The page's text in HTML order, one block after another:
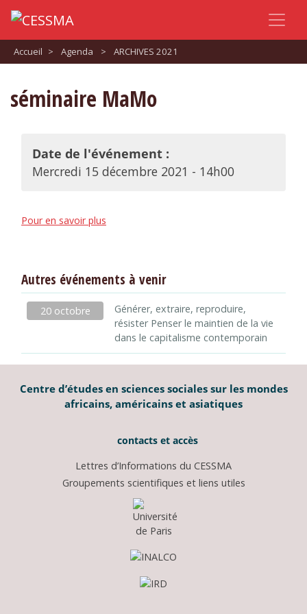
Accueil > Agenda > ARCHIVES 2021
séminaire MaMo
Date de l'événement :
Mercredi 15 décembre 2021 - 14h00
Pour en savoir plus
Autres événements à venir
20 octobre
Générer, extraire, reproduire,
résister Penser le maintien de la vie
dans le capitalisme contemporain
Centre d’études en sciences sociales sur les mondes
africains, américains et asiatiques
contacts et accès
Lettres d’Informations du CESSMA
Groupements scientifiques et liens utiles